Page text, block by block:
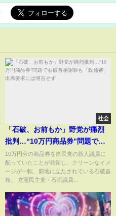
社会
「石破、お前もか」野党が痛烈
批判…“10万円商品券”問題で石
破首相謝罪も「政倫審」出席要
求には明言せず
10万円分の商品券を自民党の新人議員に
配っていたことが発覚し、クリーンなイメ
ージが一転、窮地に立たされている石破首
相。 立憲民主党・石垣議員...